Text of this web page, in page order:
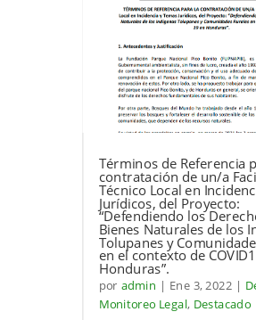
Términos de Referencia
contratación de un/a
Técnico Local en
Jurídicos, del Proyecto:
“Defendiendo los
Bienes Naturales de los
Tolupanes y
en el contexto de
Honduras”.
por admin | Ene 3, 2022|
Monitoreo Legal, Destacado